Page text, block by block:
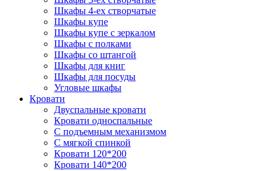
Шкафы 4-ех створчатые
Шкафы купе
Шкафы купе с зеркалом
Шкафы с полками
Шкафы со штангой
Шкафы для книг
Шкафы для посуды
Угловые шкафы
Кровати
Двуспальные кровати
Кровати односпальные
С подъемным механизмом
С мягкой спинкой
Кровати 120*200
Кровати 140*200